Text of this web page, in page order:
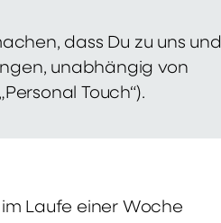
dass Du zu uns und
unabhängig von
Touch“).
Laufe einer Woche